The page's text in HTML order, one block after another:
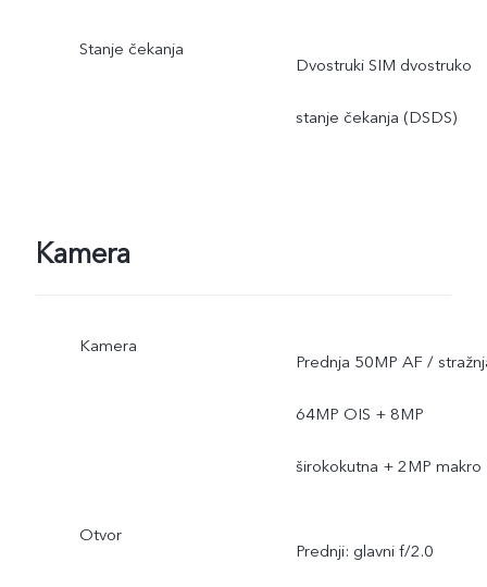
Stanje čekanja
Dvostruki SIM dvostruko
stanje čekanja (DSDS)
Kamera
Kamera
Prednja 50MP AF /
64MP OIS + 8MP
širokokutna + 2MP makro
Otvor
Prednji: glavni f/2.0